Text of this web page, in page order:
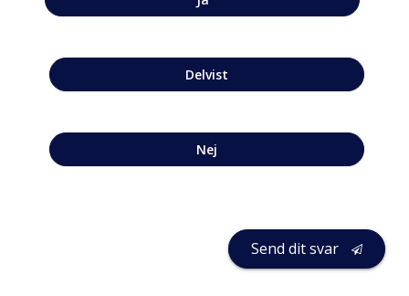
Delvist
Nej
Send dit svar